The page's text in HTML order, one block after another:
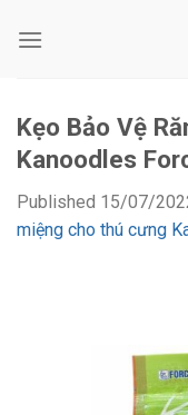
Kẹo Bảo Vệ
Kanoodles
Published 15/07/
miệng cho thú cưng